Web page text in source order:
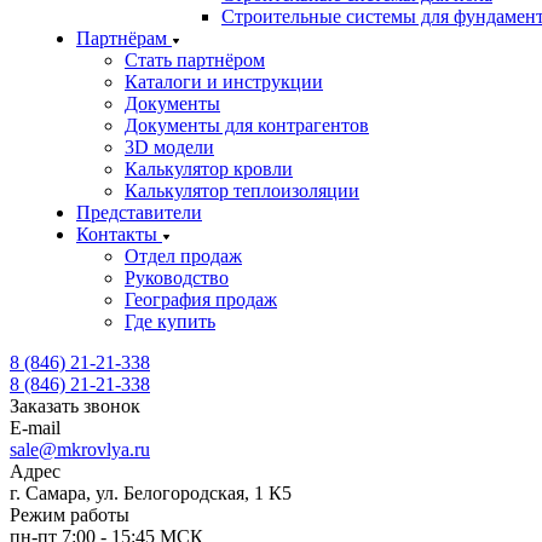
Строительные системы для
Партнёрам
Стать партнёром
Каталоги и инструкции
Документы
Документы для контрагентов
3D модели
Калькулятор кровли
Калькулятор теплоизоляции
Представители
Контакты
Отдел продаж
Руководство
География продаж
Где купить
8 (846) 21-21-338
8 (846) 21-21-338
Заказать звонок
E-mail
sale@mkrovlya.ru
Адрес
г. Самара, ул. Белогородская, 1 К5
Режим работы
пн-пт 7:00 - 15:45 МСК